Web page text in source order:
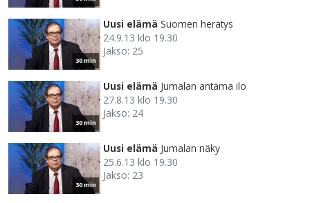
30 min
Uusi elämä Suomen herätys
24.9.13 klo 19.30
Jakso: 25
30 min
Uusi elämä Jumalan antama ilo
27.8.13 klo 19.30
Jakso: 24
30 min
Uusi elämä Jumalan näky
25.6.13 klo 19.30
Jakso: 23